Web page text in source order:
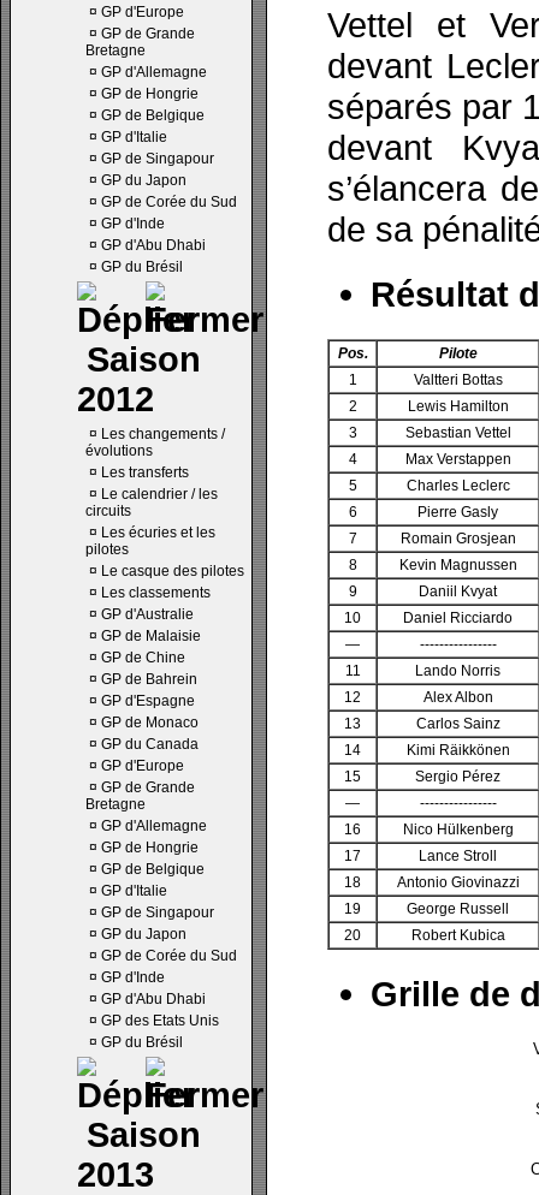
¤ GP d'Europe
¤ GP de Grande
Bretagne
¤ GP d'Allemagne
¤ GP de Hongrie
¤ GP de Belgique
¤ GP d'Italie
¤ GP de Singapour
¤ GP du Japon
¤ GP de Corée du Sud
¤ GP d'Inde
¤ GP d'Abu Dhabi
¤ GP du Brésil
Saison
2012
¤ Les changements /
évolutions
¤ Les transferts
¤ Le calendrier / les
circuits
¤ Les écuries et les
pilotes
¤ Le casque des pilotes
¤ Les classements
¤ GP d'Australie
¤ GP de Malaisie
¤ GP de Chine
¤ GP de Bahrein
¤ GP d'Espagne
¤ GP de Monaco
¤ GP du Canada
¤ GP d'Europe
¤ GP de Grande
Bretagne
¤ GP d'Allemagne
¤ GP de Hongrie
¤ GP de Belgique
¤ GP d'Italie
¤ GP de Singapour
¤ GP du Japon
¤ GP de Corée du Sud
¤ GP d'Inde
¤ GP d'Abu Dhabi
¤ GP des Etats Unis
¤ GP du Brésil
Saison
2013
Vettel et
devant
séparés par
devant
s’élancera
de sa
Résultat
Pos.
Pilote
1
Valtteri Bottas
2
Lewis Hamilton
3
Sebastian Vettel
4
Max Verstappen
5
Charles Leclerc
6
Pierre Gasly
7
Romain Grosjean
8
Kevin Magnussen
9
Daniil Kvyat
10
Daniel Ricciardo
—
----------------
11
Lando Norris
12
Alex Albon
13
Carlos Sainz
14
Kimi Räikkönen
15
Sergio Pérez
—
----------------
16
Nico Hülkenberg
17
Lance Stroll
18
Antonio Giovinazzi
19
George Russell
20
Robert Kubica
Grille de